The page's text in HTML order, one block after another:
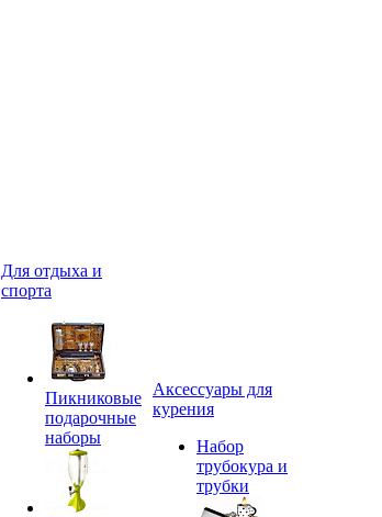
Для отдыха и
спорта
Пикниковые
подарочные
наборы
Аксессуары для
курения
Набор
трубокура и
трубки